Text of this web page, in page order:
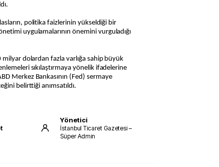
politika faizlerinin yükseldiği bir
uygulamalarının önemini vurguladığı
dolardan fazla varlığa sahip büyük
sıkılaştırmaya yönelik ifadelerine
Merkez Bankasının (Fed) sermaye
belirttiği anımsatıldı.
Yönetici
İstanbul Ticaret Gazetesi –
Süper Admin